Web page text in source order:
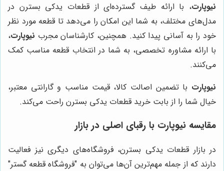
نیوپارت، با ارائه طیف گسترده‌ای از قطعات یدکی بسترن در
مدل‌های مختلف، به شما این امکان را می‌دهد تا قطعه مورد نظر
خود را به آسانی پیدا کنید. همچنین، کارشناسان مجرب نیوپارت،
با ارائه مشاوره تخصصی، به شما در انتخاب قطعه مناسب کمک
می‌کنند.
نیوپارت با تضمین اصالت کالا، قیمت مناسب و گارانتی معتبر،
خیال شما را از بابت خرید قطعات یدکی بسترن راحت می‌کند.
مقایسه نیوپارت با رقبای اصلی در بازار
در بازار قطعات یدکی بسترن، فروشگاه‌های دیگری نیز فعالیت
دارند که از جمله مهم‌ترین آن‌ها می‌توان به "فروشگاه قطعه گستر"